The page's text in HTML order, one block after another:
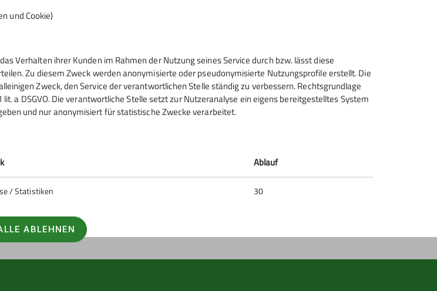
Service
Kontakt
Mitgliedschaft
Sektion Hanau des Deutschen
Alpenvereins e.V.
Krämerstr. 8
63450 Hanau
Kontakt
und Cookie)
Verhalten ihrer Kunden im Rahmen der Nutzung seines Service durch bzw. lässt diese
Zu diesem Zweck werden anonymisierte oder pseudonymisierte Nutzungsprofile erstellt. Die
Zweck, den Service der verantwortlichen Stelle ständig zu verbessern. Rechtsgrundlage
a DSGVO. Die verantwortliche Stelle setzt zur Nutzeranalyse ein eigens bereitgestelltes System
und nur anonymisiert für statistische Zwecke verarbeitet.
Ablauf
/ Statistiken 30
ABLEHNEN